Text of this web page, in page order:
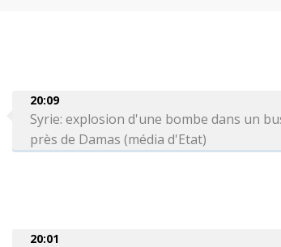
20:09
Syrie: explosion d'une bombe dans un
près de Damas (média d'Etat)
20:01